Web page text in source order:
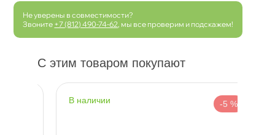
Не уверены в совместимости?
Звоните +7 (812) 490-74-62 , мы все проверим и подскажем!
С этим товаром покупают
наличии -5 %